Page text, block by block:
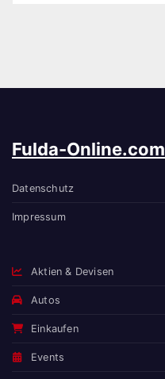
Fulda-Online.com
Datenschutz
Impressum
Aktien & Devisen
Autos
Einkaufen
Events